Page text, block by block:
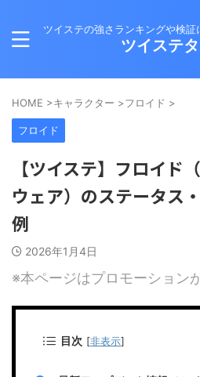
ツイステの強さランキングや検
ツイステ
HOME >キャラクター >フロイド >
フロイド
【ツイステ】フロイド
ウェア）のステータス
例
2026年1月4日
※本ページはプロモーション
目次 [非表示]